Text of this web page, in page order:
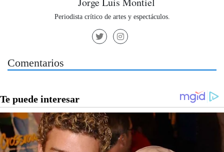
Periodista crítico de artes y espectáculos.
Comentarios